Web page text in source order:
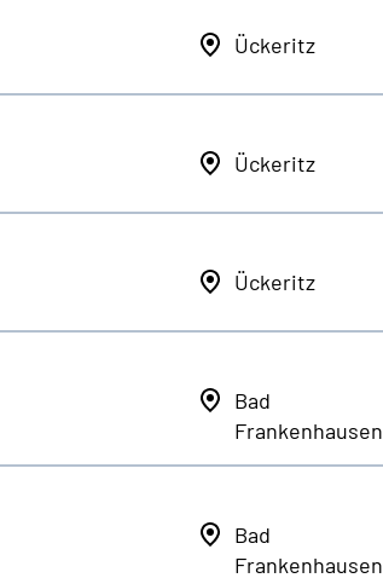
Ückeritz
Ückeritz
Ückeritz
Bad
Frankenhausen
Bad
Frankenhausen